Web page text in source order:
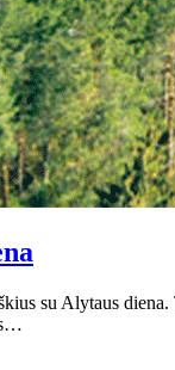
su Alytaus diena.